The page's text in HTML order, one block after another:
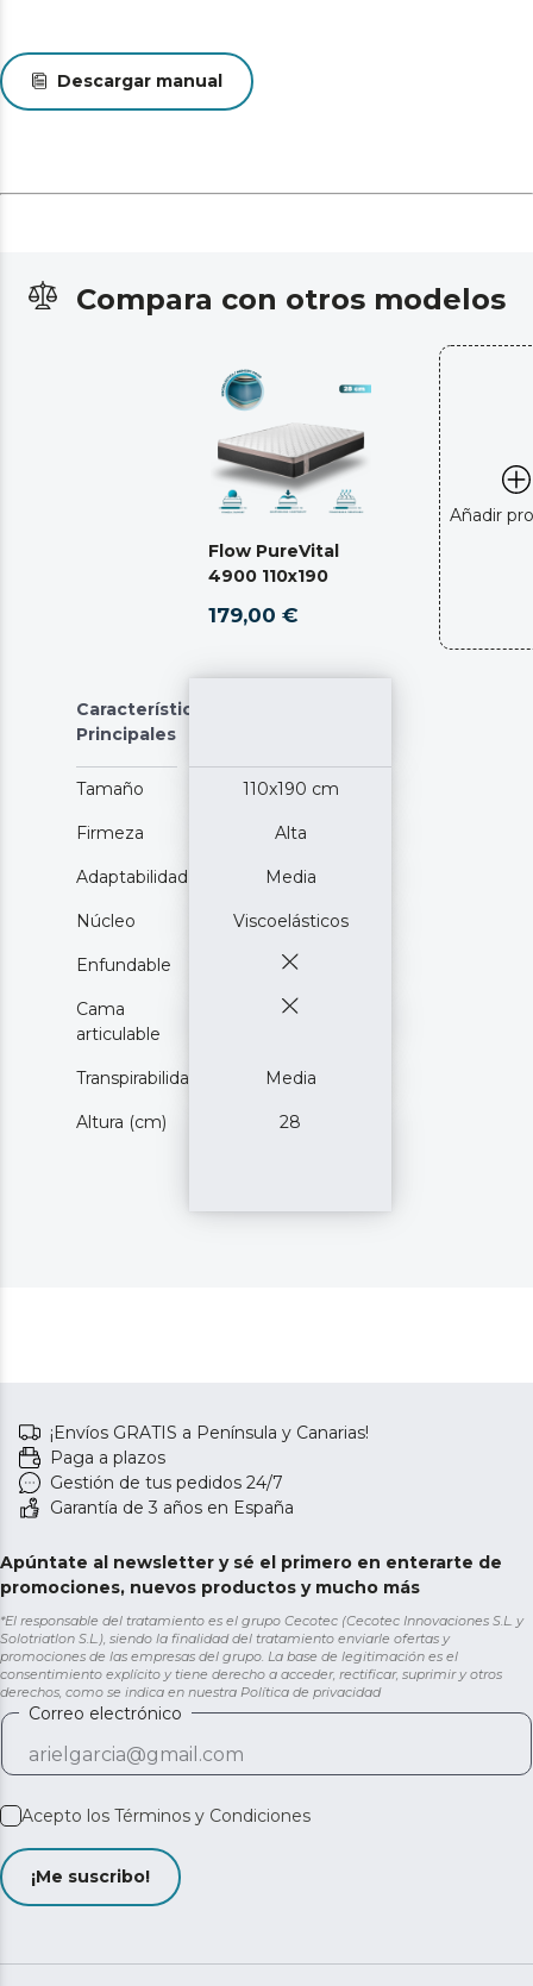
Descargar manual
Compara con otros modelos
Flow PureVital
4900 110x190
179,00 €
Añadir
Características
Principales
Tamaño 110x190 cm
Firmeza Alta
Adaptabilidad Media
Núcleo Viscoelásticos
Enfundable
Cama
articulable
Transpirabilidad Media
Altura (cm) 28
¡Envíos GRATIS a Península y Canarias!
Paga a plazos
Gestión de tus pedidos 24/7
Garantía de 3 años en España
Apúntate al newsletter y sé el primero en enterarte de
promociones, nuevos productos y mucho más
*El responsable del tratamiento es el grupo Cecotec (Cecotec Innovaciones S.L. y
Solotriatlon S.L.), siendo la finalidad del tratamiento enviarle ofertas y
promociones de las empresas del grupo. La base de legitimación es el
consentimiento explícito y tiene derecho a acceder, rectificar, suprimir y otros
derechos, como se indica en nuestra Política de privacidad
Correo electrónico
Acepto los Términos y Condiciones
¡Me suscribo!